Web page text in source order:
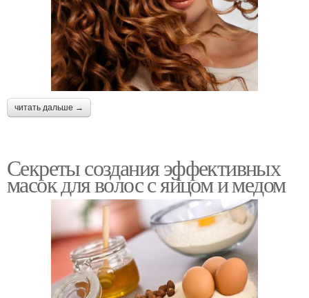
читать дальше →
Секреты создания эффективных
масок для волос с яйцом и медом